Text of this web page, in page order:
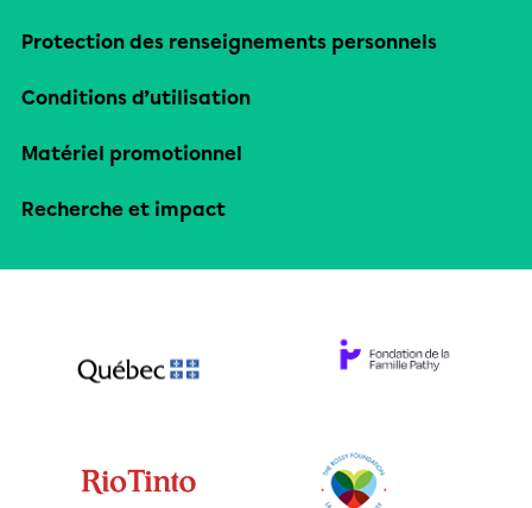
Protection des renseignements personnels
Conditions d’utilisation
Matériel promotionnel
Recherche et impact